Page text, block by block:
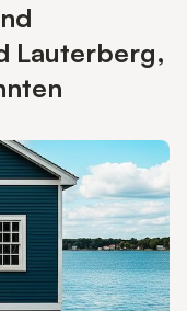
Lauterberg,